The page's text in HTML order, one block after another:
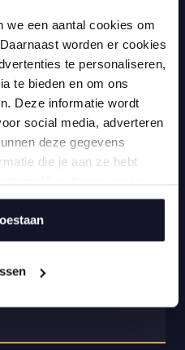
we een aantal cookies om
worden er cookies
te personaliseren,
te bieden en om ons
Deze informatie wordt
social media, adverteren
deze gegevens
die je aan ze hebt
leidt, een team
om binnen 1
die afwacht. Dit is voor
projecten, aan mensen
organisatie.
snel genomen;
écht anders te doen.